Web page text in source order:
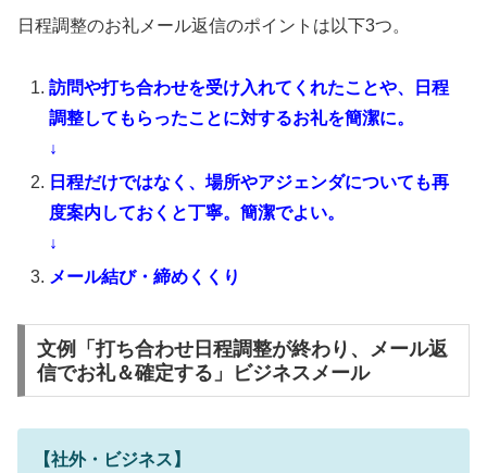
日程調整のお礼メール返信のポイントは以下3つ。
訪問や打ち合わせを受け入れてくれたことや、日程
調整してもらったことに対するお礼を簡潔に。
↓
日程だけではなく、場所やアジェンダについても再
度案内しておくと丁寧。簡潔でよい。
↓
メール結び・締めくくり
文例「打ち合わせ日程調整が終わり、メール返
信でお礼＆確定する」ビジネスメール
【社外・ビジネス】